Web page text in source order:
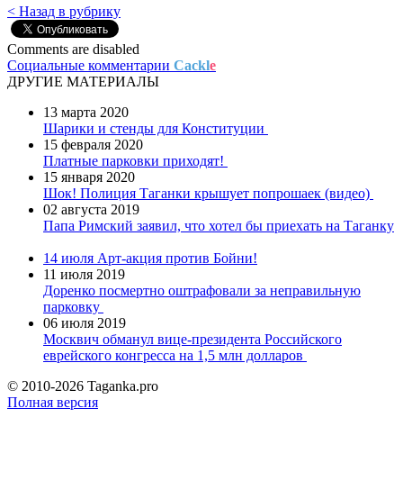
< Назад в рубрику
Comments are disabled
Социальные комментарии Cackle
ДРУГИЕ МАТЕРИАЛЫ
13 марта 2020
Шарики и стенды для Конституции
15 февраля 2020
Платные парковки приходят!
15 января 2020
Шок! Полиция Таганки крышует попрошаек (видео)
02 августа 2019
Папа Римский заявил, что хотел бы приехать на Таганку
14 июля Арт-акция против Бойни!
11 июля 2019
Доренко посмертно оштрафовали за неправильную
парковку
06 июля 2019
Москвич обманул вице-президента Российского
еврейского конгресса на 1,5 млн долларов
© 2010-2026 Taganka.pro
Полная версия